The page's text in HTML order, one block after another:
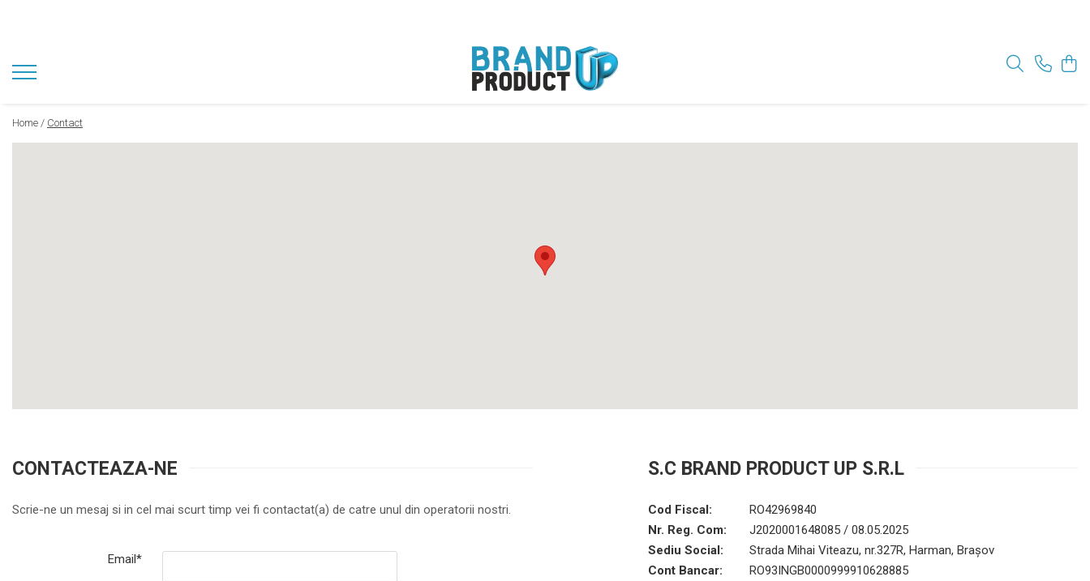
Home / Contact
CONTACTEAZA-NE
Scrie-ne un mesaj si in cel mai scurt timp vei fi contactat(a) de catre unul din operatorii nostri.
Email*
S.C BRAND PRODUCT UP S.R.L
Cod Fiscal:
RO42969840
Nr. Reg. Com:
J2020001648085 / 08.05.2025
Sediu Social:
Strada Mihai Viteazu, nr.327R, Harman, Brașov
Cont Bancar:
RO93INGB0000999910628885